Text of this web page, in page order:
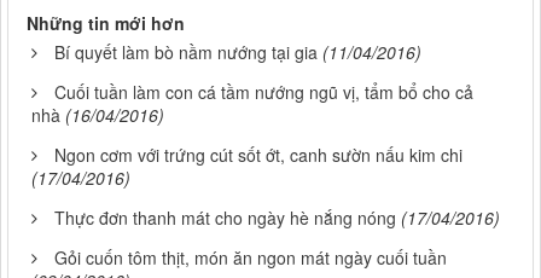
Những tin mới hơn
Bí quyết làm bò nầm nướng tại gia (11/04/2016)
Cuối tuần làm con cá tầm nướng ngũ vị, tẩm bổ cho cả
nhà (16/04/2016)
Ngon cơm với trứng cút sốt ớt, canh sườn nấu kim chi
(17/04/2016)
Thực đơn thanh mát cho ngày hè nắng nóng (17/04/2016)
Gỏi cuốn tôm thịt, món ăn ngon mát ngày cuối tuần